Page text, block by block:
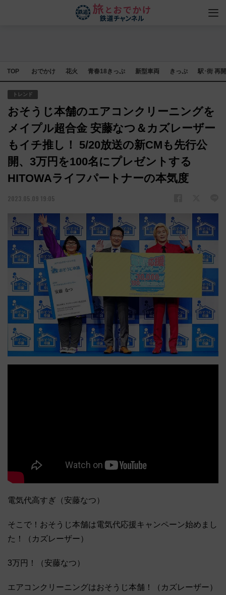
TOP おでかけ 花火 青春18きっぷ 新型車両 きっぷ 駅･街 再
トレンド
おそうじ本舗のエアコンクリーニングを
メイプル超合金 安藤なつ＆カズレーザー
もイチ推し！ 5/20放送の新CMも先行公
開、3万円を100名にプレゼントする
HITOWAライフパートナーの本気度
2023.05.09 19:05
電気代高すぎ（安藤なつ）
そこで！おそうじ本舗は電気代応援キャンペーン始めまし
た！（カズレーザー）
3万円！（安藤なつ）
エアコンクリーニングはおそうじ本舗！（カズレーザー）